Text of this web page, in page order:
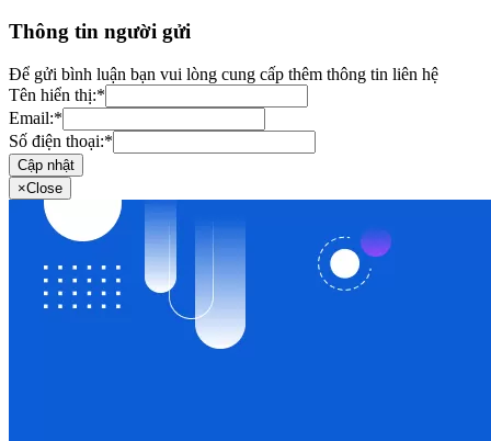
Thông tin người gửi
Để gửi bình luận bạn vui lòng cung cấp thêm thông tin liên hệ
Tên hiển thị:*
Email:*
Số điện thoại:*
Cập nhật
×Close